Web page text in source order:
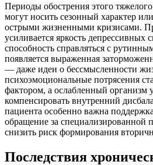
Периоды обострения этого
могут носить сезонный характер
острыми жизненными кризисами.
усиливается яркость депрессивных
способность справляться с
появляется выраженная
— даже идеи о бессмысленности
психоэмоциональные потрясения
фактором, а ослабленный организм
компенсировать внутренний
пациента особенно важна
обращение за специализированной
снизить риск формирования
Последствия